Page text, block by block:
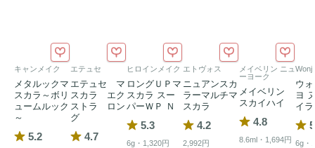
キャンメイク
メタルックマ
スカラ～ボリ
ュームルック
～
5.2
エテュセ
エテュセ マ
スカラ エク
ストラ ロン
グ
4.7
ヒロインメイク
ロングＵＰマ
スカラ スー
パーＷＰ Ｎ
5.3
6g・1,320円
エトヴォス
ニュアンスカ
ラーマルチマ
スカラ
4.2
2,992円
メイベリン ニュ
ーヨーク
メイベリン
スカイハイ
4.8
8.6ml・1,694円
ウ
ヨ
イ
6g・